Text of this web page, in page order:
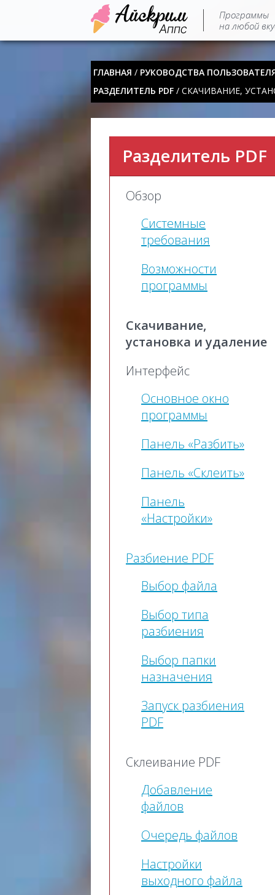
Программы
на любой
ГЛАВНАЯ / РУКОВОДСТВА
РАЗДЕЛИТЕЛЬ PDF / СКАЧИВАНИЕ,
Разделитель PDF
Обзор
Системные
требования
Возможности
программы
Скачивание,
установка и удаление
Интерфейс
Основное окно
программы
Панель «Разбить»
Панель «Склеить»
Панель
«Настройки»
Разбиение PDF
Выбор файла
Выбор типа
разбиения
Выбор папки
назначения
Запуск разбиения
PDF
Склеивание PDF
Добавление
файлов
Очередь файлов
Настройки
выходного файла